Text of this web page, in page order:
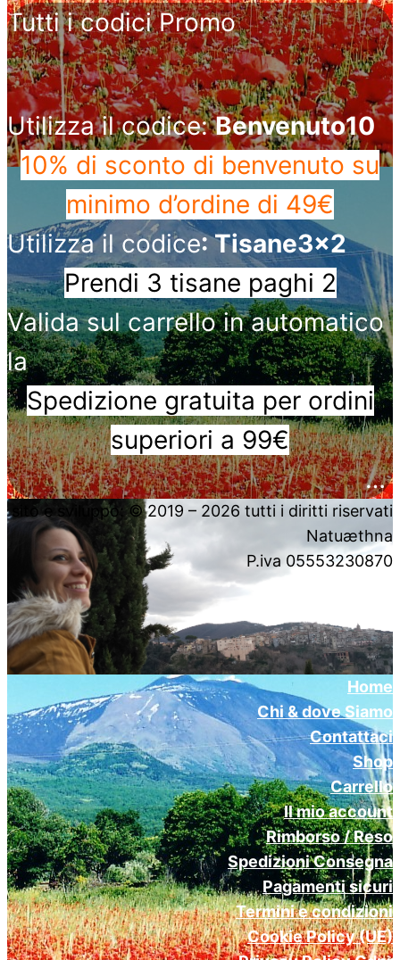
Tutti i codici Promo
Utilizza il codice:Benvenuto10
10% di sconto di benvenuto su
minimo d’ordine di 49€
Utilizza il codice: Tisane3x2
Prendi 3 tisane paghi 2
Valida sul carrello in automatico
la
Spedizione gratuita per ordini
superiori a 99€
….
sito e sviluppo: © 2019 – 2026 tutti i diritti riservati
Natuæthna
P.iva 05553230870
Home
Chi & dove Siamo
Contattaci
Shop
Carrello
Il mio account
Rimborso / Reso
Spedizioni Consegna
Pagamenti sicuri
Termini e condizioni
Cookie Policy (UE)